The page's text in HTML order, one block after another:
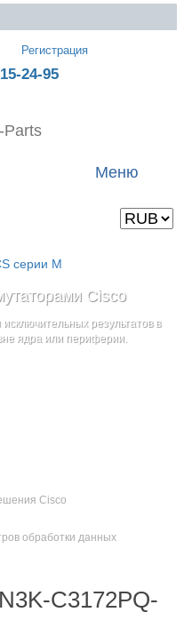
Регистрация
24-95
Меню
Cisco
результатов в
ядра или периферии.
UCS серии C
владенияи
Cisco
обработки данных
N3K-C3172PQ-